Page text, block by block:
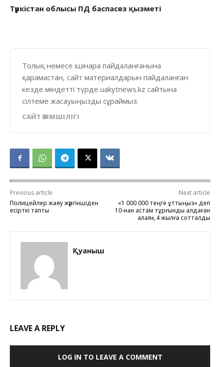
Түркістан облысы ПД баспасөз қызметі
Толық немесе ішінара пайдаланғанына
қарамастан, сайт материалдарын пайдаланған
кезде міндетті түрде uakytnews.kz сайтына
сілтеме жасауыңызды сұраймыз.
САЙТ ӘКІМШІЛІГІ
Previous article
Полицейлер жаяу жүргіншіден
есірткі тапты
Next article
«1 000 000 теңге ұттыңыз» деп
10-нан астам тұрғынды алдаған
алаяқ 4 жылға сотталды
Қуаныш
LEAVE A REPLY
LOG IN TO LEAVE A COMMENT